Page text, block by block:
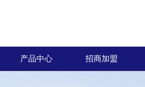
产品中心 招商加盟